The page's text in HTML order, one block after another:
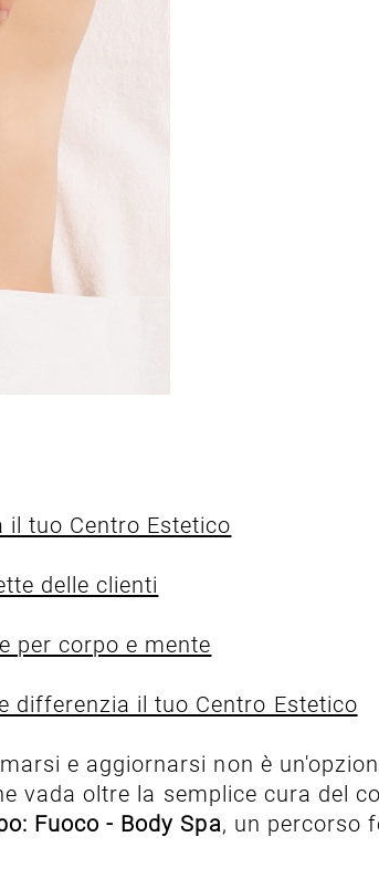
tuo Centro Estetico
delle clienti
per corpo e mente
differenzia il tuo Centro Estetico
e aggiornarsi non è
vada oltre la semplice cura del
Fuoco - Body Spa, un percorso